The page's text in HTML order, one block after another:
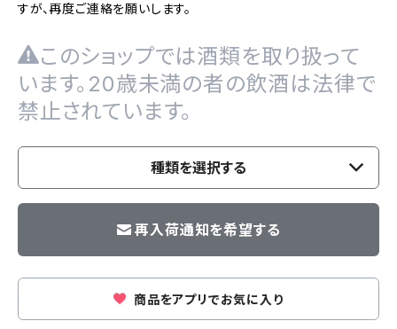
すが、再度ご連絡を願いします。
このショップでは酒類を取り扱って
います。20歳未満の者の飲酒は法律で
禁止されています。
種類を選択する
再入荷通知を希望する
商品をアプリでお気に入り